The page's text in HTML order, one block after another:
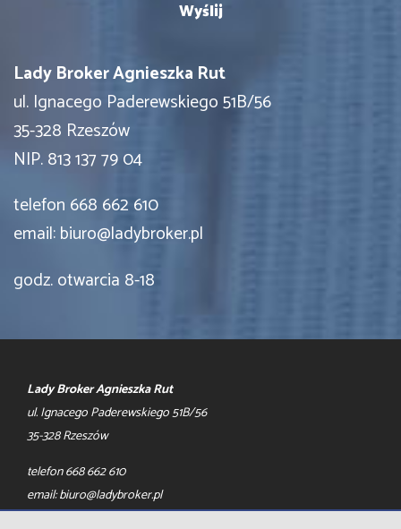
Lady Broker Agnieszka Rut
ul. Ignacego Paderewskiego 51B/56
35-328 Rzeszów
NIP. 813 137 79 04
telefon 668 662 610
email: biuro@ladybroker.pl
godz. otwarcia 8-18
Lady Broker Agnieszka Rut
ul. Ignacego Paderewskiego 51B/56
35-328 Rzeszów
telefon 668 662 610
email: biuro@ladybroker.pl